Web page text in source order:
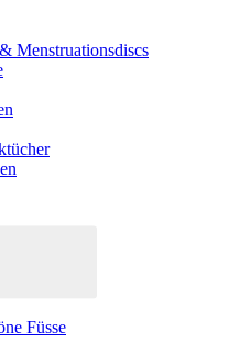
Menstruationsdiscs
Füsse